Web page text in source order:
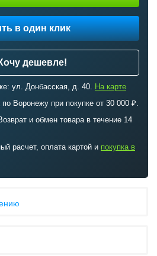
в один клик
дешевле!
ул. Донбасская, д. 40. На карте
по Воронежу при покупке от 30 000 ₽.
и обмен товара в течение 14
расчет, оплата картой и покупка в